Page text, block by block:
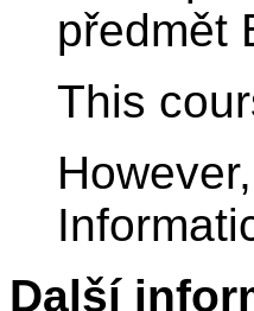
předmět
This
Další